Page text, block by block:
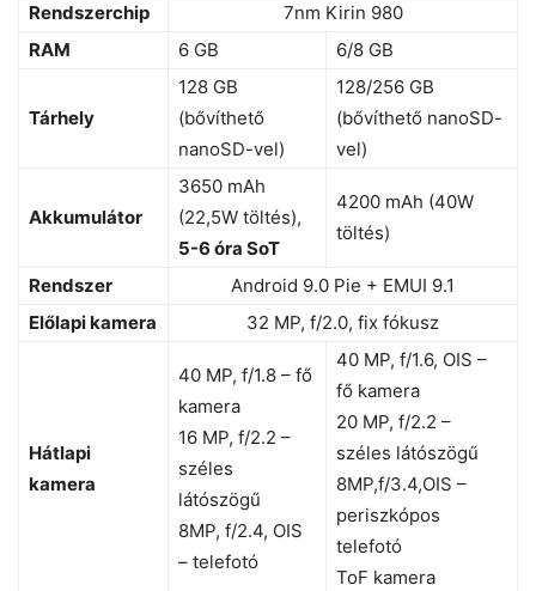
Rendszerchip
7nm Kirin 980
RAM
6 GB 6/8 GB
Tárhely
128 GB
(bővíthető
nanoSD-vel)
128/256 GB
(bővíthető nanoSD-
vel)
Akkumulátor
3650 mAh
(22,5W töltés),
5-6 óra SoT
4200 mAh (40W
töltés)
Rendszer
Android 9.0 Pie + EMUI 9.1
Előlapi kamera
32 MP, f/2.0, fix fókusz
Hátlapi
kamera
40 MP, f/1.8 – fő
kamera
16 MP, f/2.2 –
széles
látószögű
8MP, f/2.4, OIS
– telefotó
40 MP, f/1.6, OIS –
fő kamera
20 MP, f/2.2 –
széles látószögű
8MP,f/3.4,OIS –
periszkópos
telefotó
ToF kamera